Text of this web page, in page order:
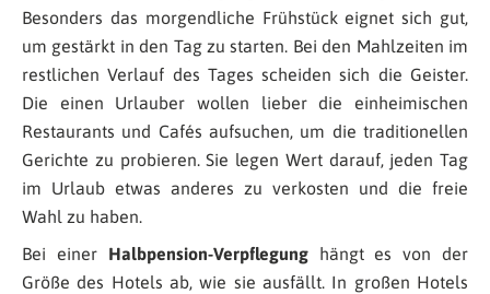
Besonders das morgendliche Frühstück eignet sich gut,
um gestärkt in den Tag zu starten. Bei den Mahlzeiten im
restlichen Verlauf des Tages scheiden sich die Geister.
Die einen Urlauber wollen lieber die einheimischen
Restaurants und Cafés aufsuchen, um die traditionellen
Gerichte zu probieren. Sie legen Wert darauf, jeden Tag
im Urlaub etwas anderes zu verkosten und die freie
Wahl zu haben.
Bei einer Halbpension-Verpflegunghängt es von der
Größe des Hotels ab, wie sie ausfällt. In großen Hotels